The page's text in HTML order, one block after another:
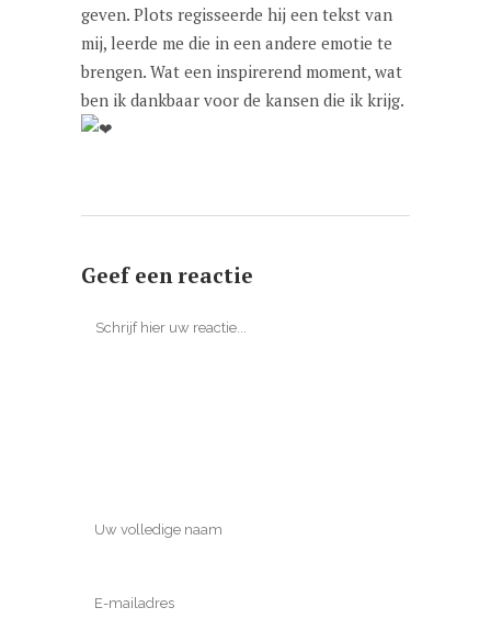
geven. Plots regisseerde hij een tekst van
mij, leerde me die in een andere emotie te
brengen. Wat een inspirerend moment, wat
ben ik dankbaar voor de kansen die ik krijg.
Geef een reactie